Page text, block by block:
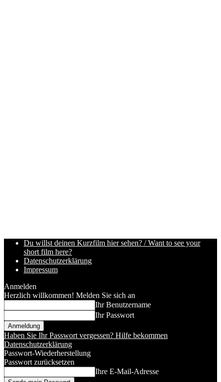
Du willst deinen Kurzfilm hier sehen? / Want to see your
short film here?
Datenschutzerklärung
Impressum
Anmelden
Herzlich willkommen! Melden Sie sich an
Ihr Benutzername
Ihr Passwort
Haben Sie Ihr Passwort vergessen? Hilfe bekommen
Datenschutzerklärung
Passwort-Wiederherstellung
Passwort zurücksetzen
Ihre E-Mail-Adresse